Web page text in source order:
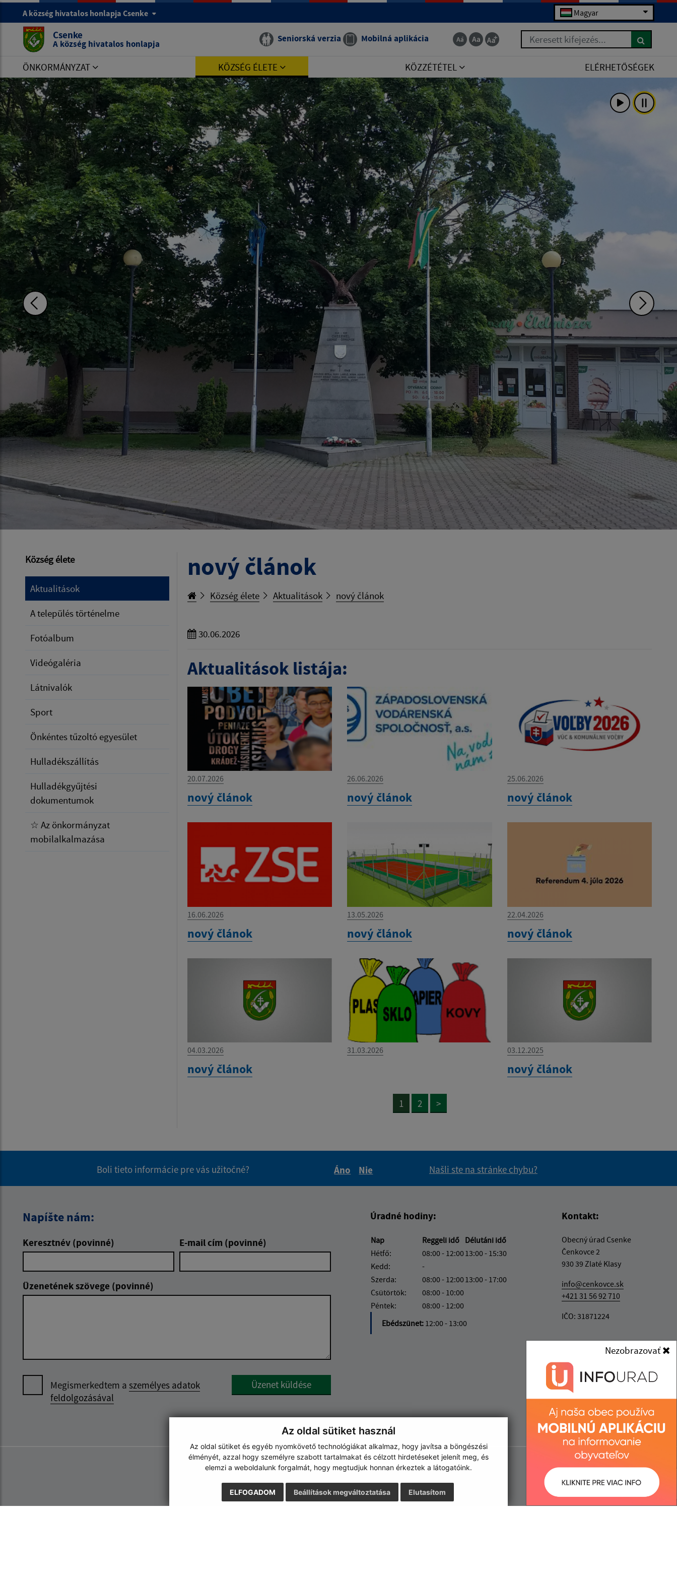
Az oldal sütiket használ
Az oldal sütiket és egyéb nyomkövető technológiákat alkalmaz, hogy javítsa a böngészési
élményét, azzal hogy személyre szabott tartalmakat és célzott hirdetéseket jelenít meg, és
elemzi a weboldalunk forgalmát, hogy megtudjuk honnan érkeztek a látogatóink.
ELFOGADOM Elutasítom
Beállítások megváltoztatása
Nezobrazovať
A község hivatalos honlapja Csenke Magyar
Csenke
A község hivatalos honlapja Seniorská verzia Mobilná aplikácia Keresett kifejezés...
ÖNKORMÁNYZAT KÖZSÉG ÉLETE KÖZZÉTÉTEL ELÉRHETŐSÉGEK
Község élete
Aktualitások
A település történelme
Fotóalbum
Videógaléria
Látnivalók
Sport
Önkéntes tűzoltó egyesület
Hulladékszállítás
Hulladékgyűjtési
dokumentumok
☆ Az önkormányzat
mobilalkalmazása
nový článok
Község élete Aktualitások nový článok
30.06.2026
Aktualitások listája:
20.07.2026
nový článok
26.06.2026
nový článok
25.06.2026
nový článok
16.06.2026
nový článok
13.05.2026
nový článok
22.04.2026
nový článok
04.03.2026
nový článok
31.03.2026 03.12.2025
nový článok
1 2 >
Boli tieto informácie pre vás užitočné?
Áno
Nie
Našli ste na stránke chybu?
Napíšte nám:
Keresztnév (povinné) E-mail cím (povinné)
Üzenetének szövege (povinné)
Megismerkedtem a személyes adatok
feldolgozásával
Üzenet küldése
Úradné hodiny:
Nap Reggeli idő Délutáni idő
Hétfő:
08:00 - 12:0013:00 - 15:30
Kedd:
-
Szerda:
08:00 - 12:0013:00 - 17:00
Csütörtök:
08:00 - 10:00
Péntek:
08:00 - 12:00
Ebédszünet: 12:00 - 13:00
Kontakt:
Obecný úrad Csenke
Čenkovce 2
930 39 Zlaté Klasy
info@cenkovce.sk
+421 31 56 92 710
IČO: 31871224